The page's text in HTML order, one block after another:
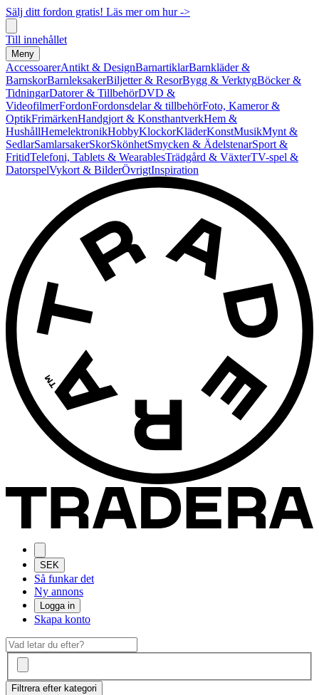
Sälj ditt fordon gratis! Läs mer om hur ->
Till innehållet
Meny
AccessoarerAntikt & DesignBarnartiklarBarnkläder &
BarnskorBarnleksakerBiljetter & ResorBygg & VerktygBöcker &
TidningarDatorer & TillbehörDVD &
VideofilmerFordonFordonsdelar & tillbehörFoto, Kameror &
OptikFrimärkenHandgjort & KonsthantverkHem &
HushållHemelektronikHobbyKlockorKläderKonstMusikMynt &
SedlarSamlarsakerSkorSkönhetSmycken & ÄdelstenarSport &
FritidTelefoni, Tablets & WearablesTrädgård & VäxterTV-spel &
DatorspelVykort & BilderÖvrigtInspiration
SEK
Så funkar det
Ny annons
Logga in
Skapa konto
Filtrera efter kategori